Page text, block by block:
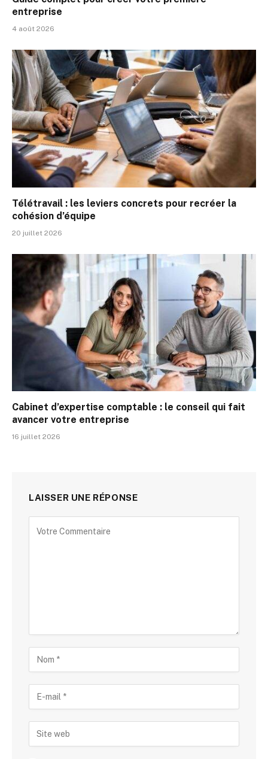
entreprise
4 août 2026
Télétravail : les leviers concrets pour recréer la
cohésion d’équipe
20 juillet 2026
Cabinet d’expertise comptable : le conseil qui fait
avancer votre entreprise
16 juillet 2026
LAISSER UNE RÉPONSE